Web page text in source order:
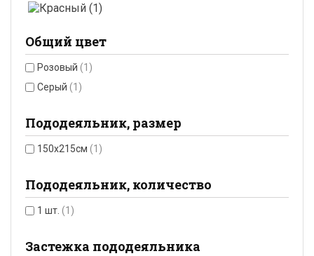
Общий цвет
Розовый (1)
Серый (1)
Пододеяльник, размер
150x215см (1)
Пододеяльник, количество
1 шт. (1)
Застежка пододеяльника